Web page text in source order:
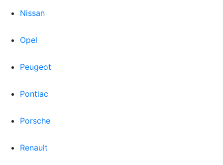
Nissan
Opel
Peugeot
Pontiac
Porsche
Renault